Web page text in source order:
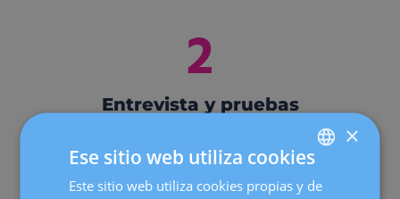
2
Entrevista y pruebas
Visita médica completa, análisis y estudio
genético. Gratuito para ti. (2–3 semanas)
SPANISH
×
Ese sitio web utiliza cookies
Este sitio web utiliza cookies propias y de